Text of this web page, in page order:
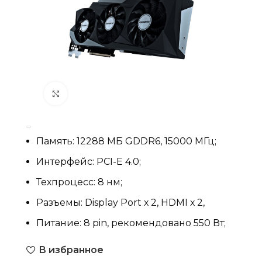
Память: 12288 МБ GDDR6, 15000 МГц;
Интерфейс: PCI-E 4.0;
Техпроцесс: 8 нм;
Разъемы: Display Port х 2, HDMI х 2,
Питание: 8 pin, рекомендовано 550 Вт;
В избранное